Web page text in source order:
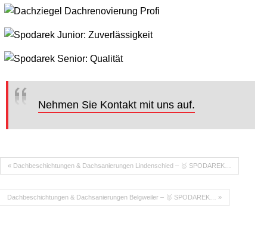
Nehmen Sie Kontakt mit uns auf.
« Dachbeschichtungen & Dachsanierungen Lindenschied – 🥇 SPODAREK…
Dachbeschichtungen & Dachsanierungen Belgweiler – 🥇 SPODAREK… »